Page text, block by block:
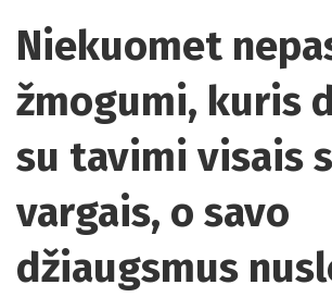
Niekuomet
žmogumi, kuris
su tavimi visais
vargais, o savo
džiaugsmus